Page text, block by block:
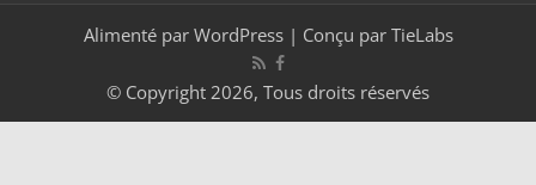
Alimenté par WordPress| Conçu par TieLabs
© Copyright 2026, Tous droits réservés